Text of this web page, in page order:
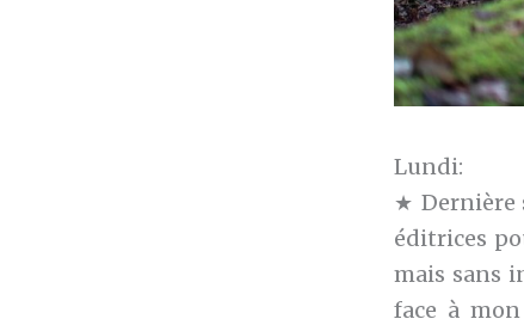
Lundi:
★ Dernière
éditrices
mais sans
face à